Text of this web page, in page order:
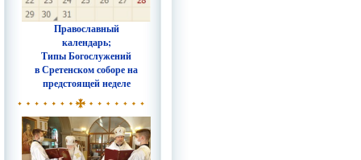
Православный
календарь;
Типы Богослужений
в Сретенском соборе на
предстоящей неделе